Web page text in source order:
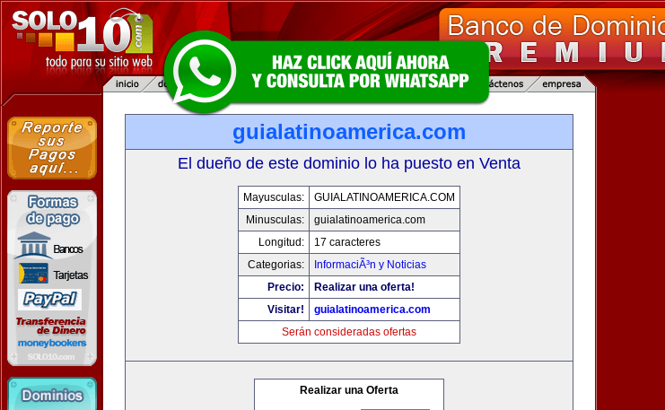
guialatinoamerica.com
El dueño de este dominio lo ha puesto en Venta
Mayusculas:
GUIALATINOAMERICA.COM
Minusculas:
guialatinoamerica.com
Longitud:
17 caracteres
Categorias:
InformaciÃ³n y Noticias
Precio:
Realizar una oferta!
Visitar!
guialatinoamerica.com
Serán consideradas ofertas
Realizar una Oferta